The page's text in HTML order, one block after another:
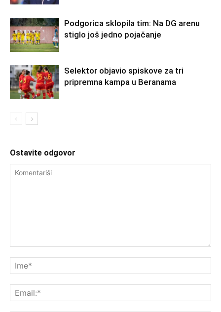
Podgorica sklopila tim: Na DG arenu
stiglo još jedno pojačanje
Selektor objavio spiskove za tri
pripremna kampa u Beranama
Ostavite odgovor